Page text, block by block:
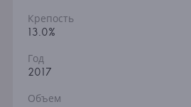
Крепость
13.0%
Год
2017
Объем